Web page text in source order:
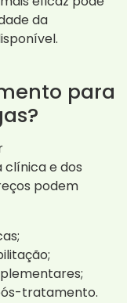
da
para
clínica e dos
podem
tratamento.